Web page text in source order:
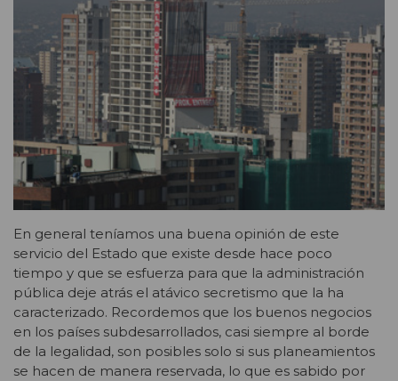
En general teníamos una buena opinión de este
servicio del Estado que existe desde hace poco
tiempo y que se esfuerza para que la administración
pública deje atrás el atávico secretismo que la ha
caracterizado. Recordemos que los buenos negocios
en los países subdesarrollados, casi siempre al borde
de la legalidad, son posibles solo si sus planeamientos
se hacen de manera reservada, lo que es sabido por